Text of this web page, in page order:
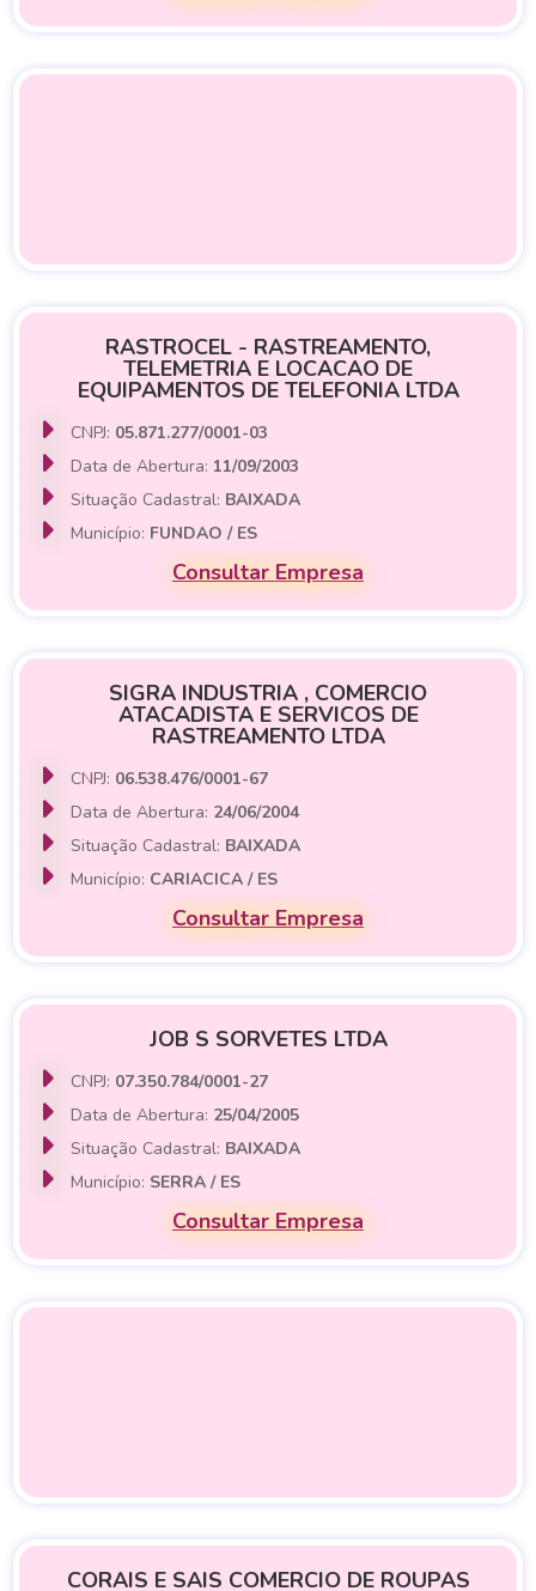
RASTROCEL - RASTREAMENTO,
TELEMETRIA E LOCACAO DE
EQUIPAMENTOS DE TELEFONIA LTDA
CNPJ: 05.871.277/0001-03
Data de Abertura: 11/09/2003
Situação Cadastral: BAIXADA
Município: FUNDAO / ES
Consultar Empresa
SIGRA INDUSTRIA , COMERCIO
ATACADISTA E SERVICOS DE
RASTREAMENTO LTDA
CNPJ: 06.538.476/0001-67
Data de Abertura: 24/06/2004
Situação Cadastral: BAIXADA
Município: CARIACICA / ES
Consultar Empresa
JOB S SORVETES LTDA
CNPJ: 07.350.784/0001-27
Data de Abertura: 25/04/2005
Situação Cadastral: BAIXADA
Município: SERRA / ES
Consultar Empresa
CORAIS E SAIS COMERCIO DE ROUPAS